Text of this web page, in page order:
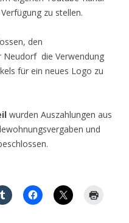
zu stellen.
den
Neudorf die Verwendung
für ein neues Logo zu
wurden Auszahlungen aus
und